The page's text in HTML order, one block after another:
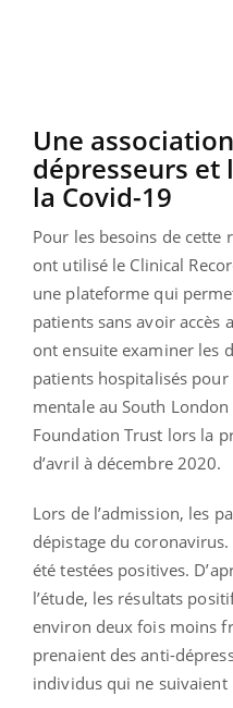
Une
dépresseurs et
la Covid-19
Pour les besoins de cette
ont utilisé le Clinical
une plateforme qui
patients sans avoir accès
ont ensuite examiner les
patients hospitalisés
mentale au South
Foundation Trust lors la
d’avril à décembre 2020.
Lors de l’admission, les
dépistage du
été testées positives.
l’étude, les résultats
environ deux fois moins
prenaient des anti-
individus qui ne suivaient